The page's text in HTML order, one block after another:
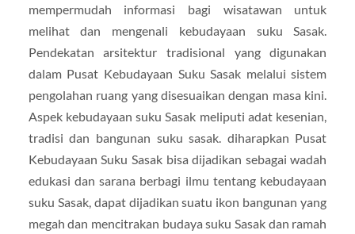
mempermudah informasi bagi wisatawan untuk
melihat dan mengenali kebudayaan suku Sasak.
Pendekatan arsitektur tradisional yang digunakan
dalam Pusat Kebudayaan Suku Sasak melalui sistem
pengolahan ruang yang disesuaikan dengan masa kini.
Aspek kebudayaan suku Sasak meliputi adat kesenian,
tradisi dan bangunan suku sasak. diharapkan Pusat
Kebudayaan Suku Sasak bisa dijadikan sebagai wadah
edukasi dan sarana berbagi ilmu tentang kebudayaan
suku Sasak, dapat dijadikan suatu ikon bangunan yang
megah dan mencitrakan budaya suku Sasak dan ramah